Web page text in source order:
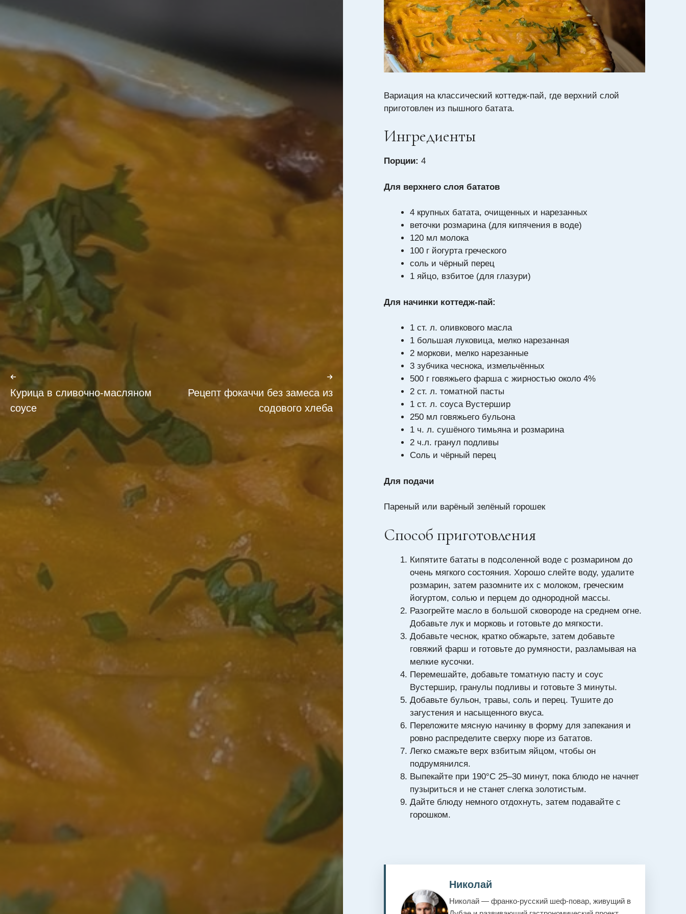
Курица в сливочно-масляном
соусе
Рецепт фокаччи без замеса из
содового хлеба
Вариация на классический коттедж-пай, где верхний слой
приготовлен из пышного батата.
Ингредиенты
Порции: 4
Для верхнего слоя бататов
4 крупных батата, очищенных и нарезанных
веточки розмарина (для кипячения в воде)
120 мл молока
100 г йогурта греческого
соль и чёрный перец
1 яйцо, взбитое (для глазури)
Для начинки коттедж-пай:
1 ст. л. оливкового масла
1 большая луковица, мелко нарезанная
2 моркови, мелко нарезанные
3 зубчика чеснока, измельчённых
500 г говяжьего фарша с жирностью около 4%
2 ст. л. томатной пасты
1 ст. л. соуса Вустершир
250 мл говяжьего бульона
1 ч. л. сушёного тимьяна и розмарина
2 ч.л. гранул подливы
Соль и чёрный перец
Для подачи
Пареный или варёный зелёный горошек
Способ приготовления
Кипятите бататы в подсоленной воде с розмарином до
очень мягкого состояния. Хорошо слейте воду, удалите
розмарин, затем разомните их с молоком, греческим
йогуртом, солью и перцем до однородной массы.
Разогрейте масло в большой сковороде на среднем огне.
Добавьте лук и морковь и готовьте до мягкости.
Добавьте чеснок, кратко обжарьте, затем добавьте
говяжий фарш и готовьте до румяности, разламывая на
мелкие кусочки.
Перемешайте, добавьте томатную пасту и соус
Вустершир, гранулы подливы и готовьте 3 минуты.
Добавьте бульон, травы, соль и перец. Тушите до
загустения и насыщенного вкуса.
Переложите мясную начинку в форму для запекания и
ровно распределите сверху пюре из бататов.
Легко смажьте верх взбитым яйцом, чтобы он
подрумянился.
Выпекайте при 190°C 25–30 минут, пока блюдо не начнет
пузыриться и не станет слегка золотистым.
Дайте блюду немного отдохнуть, затем подавайте с
горошком.
Николай
Николай — франко-русский шеф-повар, живущий в